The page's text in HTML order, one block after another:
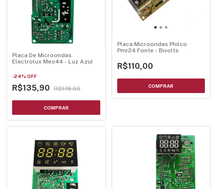
Placa De Microondas
Electrolux Meo44 - Luz Azul
-24% OFF
R$135,90 R$178,90
Placa Microondas Philco
Pmr24 Fonte - Bivolts
R$110,00